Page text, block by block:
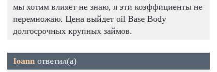
мы хотим влияет не знаю, я эти коэффициенты не
перемножаю. Цена выйдет oil Base Body
долгосрочных крупных займов.
Ioann ответил(а)